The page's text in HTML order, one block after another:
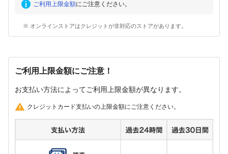
ご利用上限金額にご注意ください。
※ オンラインストアはクレジットが非対応のストアがあります。
ご利用上限金額にご注意！
お支払い方法によってご利用上限金額が異なります。
クレジットカード支払いの上限金額にご注意ください。